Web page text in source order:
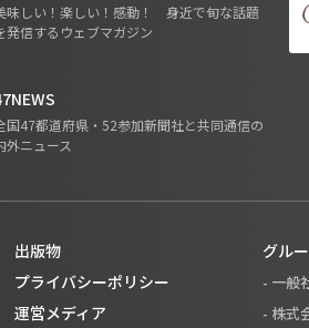
味しい！楽しい！感動！ 身近で旬な話題
発信するウェブマガジン
国47都道府県・52参加新聞社と共同通信の
外ニュース
出版物
プライバシーポリシー
運営メディア
グル
- 一般
- 株式